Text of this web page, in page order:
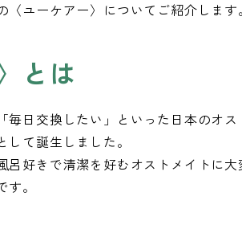
ユーケアー〉についてご紹介します。
とは
毎日交換したい」といった日本のオ
て誕生しました。
呂好きで清潔を好むオストメイトに
。